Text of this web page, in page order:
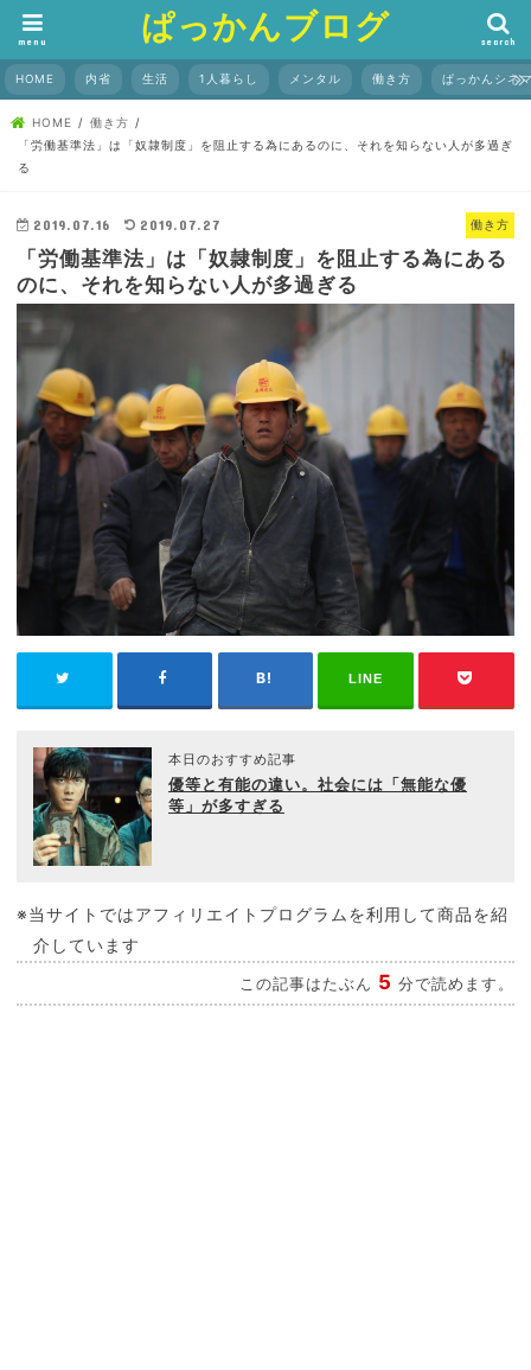
ぱっかんブログ search
menu
HOME 内省 生活 1人暮らし メンタル 働き方 ぱっかんシネ
HOME
働き方
「労働基準法」は「奴隷制度」を阻止する為にあるのに、それを知らない人が多過ぎ
る
働き方
2019.07.16 2019.07.27
「労働基準法」は「奴隷制度」を阻止する為にある
のに、それを知らない人が多過ぎる
LINE
本日のおすすめ記事
優等と有能の違い。社会には「無能な優
等」が多すぎる
※当サイトではアフィリエイトプログラムを利用して商品を紹
介しています
この記事はたぶん 5 分で読めます。